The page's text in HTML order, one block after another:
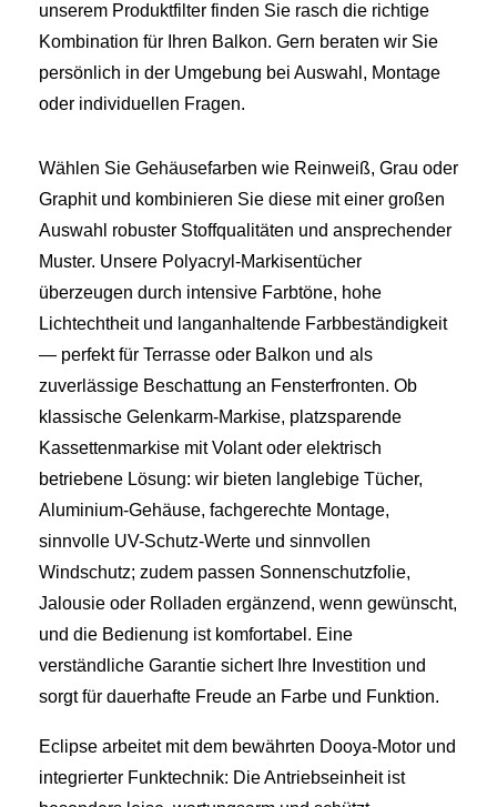
unserem Produktfilter finden Sie rasch die richtige
Kombination für Ihren Balkon. Gern beraten wir Sie
persönlich in der Umgebung bei Auswahl, Montage
oder individuellen Fragen.
Wählen Sie Gehäusefarben wie Reinweiß, Grau oder
Graphit und kombinieren Sie diese mit einer großen
Auswahl robuster Stoffqualitäten und ansprechender
Muster. Unsere Polyacryl-Markisentücher
überzeugen durch intensive Farbtöne, hohe
Lichtechtheit und langanhaltende Farbbeständigkeit
— perfekt für Terrasse oder Balkon und als
zuverlässige Beschattung an Fensterfronten. Ob
klassische Gelenkarm-Markise, platzsparende
Kassettenmarkise mit Volant oder elektrisch
betriebene Lösung: wir bieten langlebige Tücher,
Aluminium-Gehäuse, fachgerechte Montage,
sinnvolle UV-Schutz-Werte und sinnvollen
Windschutz; zudem passen Sonnenschutzfolie,
Jalousie oder Rolladen ergänzend, wenn gewünscht,
und die Bedienung ist komfortabel. Eine
verständliche Garantie sichert Ihre Investition und
sorgt für dauerhafte Freude an Farbe und Funktion.
Eclipse arbeitet mit dem bewährten Dooya-Motor und
integrierter Funktechnik: Die Antriebseinheit ist